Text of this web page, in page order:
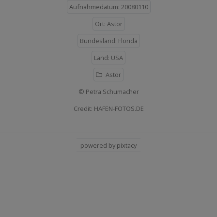
Aufnahmedatum: 20080110
Ort: Astor
Bundesland: Florida
Land: USA
Astor
© Petra Schumacher
Credit: HAFEN-FOTOS.DE
powered by pixtacy